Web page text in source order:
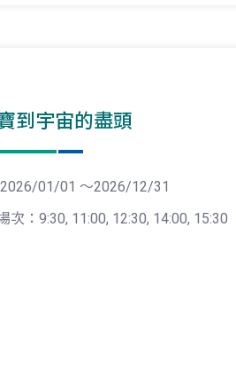
到宇宙的盡頭
01/01 ～2026/12/31
次：9:30, 11:00, 12:30, 14:00, 15:30